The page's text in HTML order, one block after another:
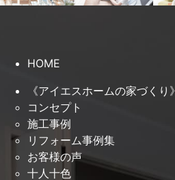
HOME
《アイエスホームの家づくり》
コンセプト
施工事例
リフォーム事例集
お客様の声
十人十色